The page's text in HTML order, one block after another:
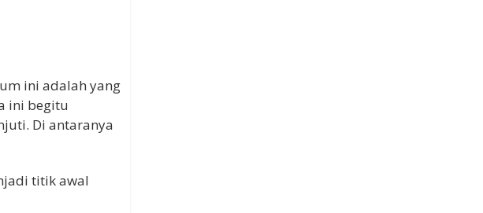
ini adalah yang
ini begitu
Di antaranya
titik awal